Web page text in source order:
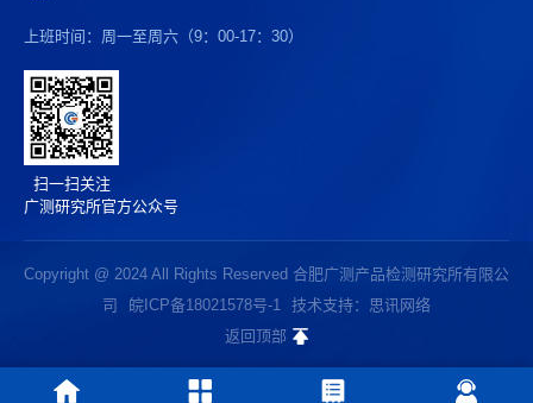
上班时间：周一至周六（9：00-17：30）
扫一扫关注
广测研究所官方公众号
Copyright @ 2024 All Rights Reserved 合肥广测产品检测研究所有限公
司
皖ICP备18021578号-1
技术支持：思讯网络
返回顶部